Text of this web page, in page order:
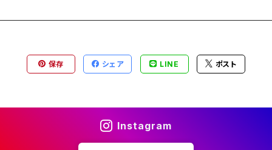
保存 シェア LINE ポスト
Instagram